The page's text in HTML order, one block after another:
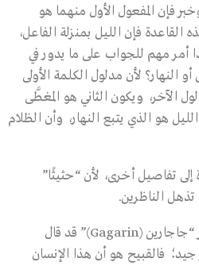
فإن المفعول الأول منهما هو
فإن الليل بمنزلة الفاعل،
أمر مهم للجواب على ما يدور في
النهار؟ لأن مدلول الكلمة الأولى
الآخر، ويكون الثاني هو المغطَّى
هو الذي يتبع النهار، وأن الظلام
إلى تفاصيل أخرى، لأن “حثيثًا”
الناظرين.
إن رائد الفضاء الروسي الشهير “جاجارين (Gagarin)” قد قال
فالقبيح هو أن هذا الإنسان